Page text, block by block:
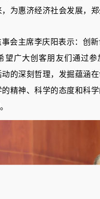
为惠济经济社会发展，
会主席李庆阳表示：创
望广大创客朋友们通过参
的深刻哲理，发掘蕴涵
精神、科学的态度和科